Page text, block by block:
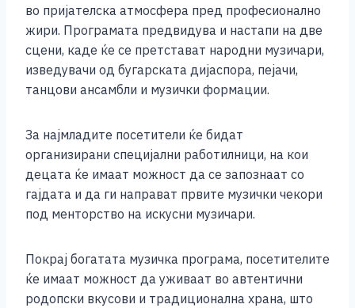
во пријателска атмосфера пред професионално
жири. Програмата предвидува и настапи на две
сцени, каде ќе се претстават народни музичари,
изведувачи од бугарската дијаспора, пејачи,
танцови ансамбли и музички формации.
За најмладите посетители ќе бидат
организирани специјални работилници, на кои
децата ќе имаат можност да се запознаат со
гајдата и да ги направат првите музички чекори
под менторство на искусни музичари.
Покрај богатата музичка програма, посетителите
ќе имаат можност да уживаат во автентични
родопски вкусови и традиционална храна, што